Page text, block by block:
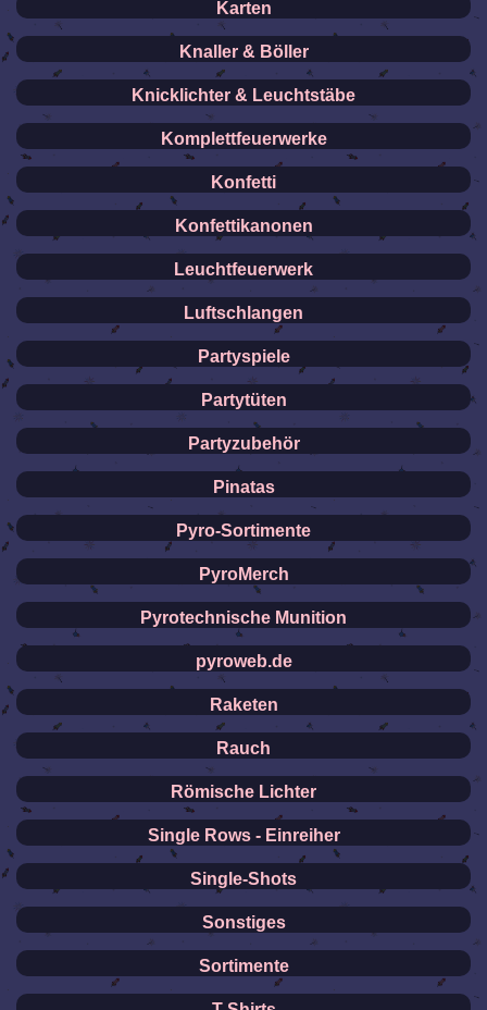
Karten
Knaller & Böller
Knicklichter & Leuchtstäbe
Komplettfeuerwerke
Konfetti
Konfettikanonen
Leuchtfeuerwerk
Luftschlangen
Partyspiele
Partytüten
Partyzubehör
Pinatas
Pyro-Sortimente
PyroMerch
Pyrotechnische Munition
pyroweb.de
Raketen
Rauch
Römische Lichter
Single Rows - Einreiher
Single-Shots
Sonstiges
Sortimente